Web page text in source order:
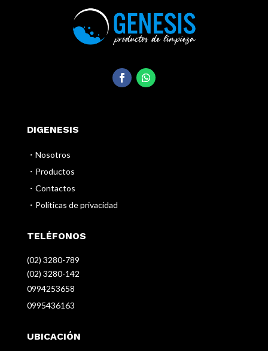
DIGENESIS
・Nosotros
・Productos
・Contactos
・Políticas de privacidad
TELÉFONOS
(02) 3280-789
(02) 3280-142
0994253658
0995436163
UBICACIÓN